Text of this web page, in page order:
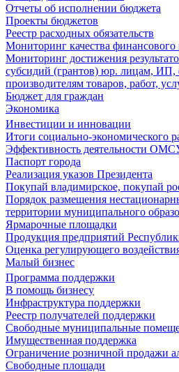
Отчеты об исполнении бюджета
Проекты бюджетов
Реестр расходных обязательств
Мониторинг качества
Мониторинг достижения
субсидий (грантов) юр. лицам, ИП,
производителям товаров, работ,
Бюджет для граждан
Экономика
Инвестиции и инновации
Итоги социально-экономического
Эффективность деятельности
Паспорт города
Реализация указов Президента
Покупай владимирское, покупай
Порядок размещения
территории муниципального
Ярмарочные площадки
Продукция предприятий
Оценка регулирующего
Малый бизнес
Программа поддержки
В помощь бизнесу
Инфраструктура поддержки
Реестр получателей поддержки
Свободные муниципальные
Имущественная поддержка
Ограничение розничной продажи
Свободные площади